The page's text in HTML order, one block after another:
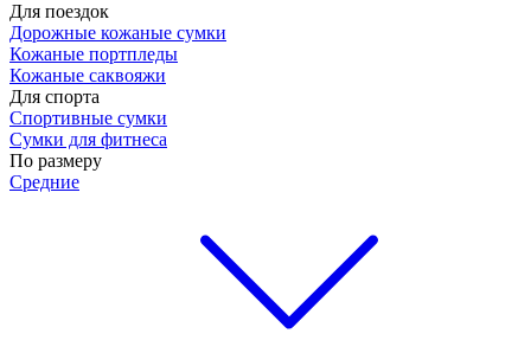
Для поездок
Дорожные кожаные сумки
Кожаные портпледы
Кожаные саквояжи
Для спорта
Спортивные сумки
Сумки для фитнеса
По размеру
Средние